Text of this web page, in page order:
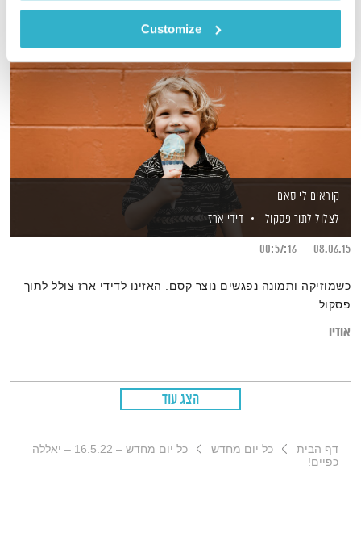
Customize
קוראים לי סאם
לצלול לתוך פסקול
דידי ארז
08.06.15
00:57:16
כשמוזיקה ותמונה נפגשים נוצר קסם. האזינו לדידי ארז צולל לתוך
פסקול.
אודיו
הצג עוד
דף הבית כל יום מחדש
כל יום מחדש – 16.5.22 – יאללה
כפיים!